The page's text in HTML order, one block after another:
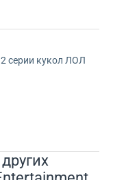
2 серии кукол ЛОЛ